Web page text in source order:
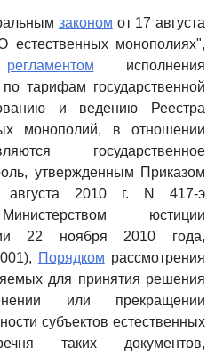
законом от 17 августа
монополиях",
регламентом исполнения
тарифам государственной
и ведению Реестра
монополий, в отношении
государственное
утвержденным Приказом
2010 г. N 417-э
юстиции
22 ноября 2010 года,
Порядком рассмотрения
для принятия решения
или прекращении
субъектов естественных
таких документов,